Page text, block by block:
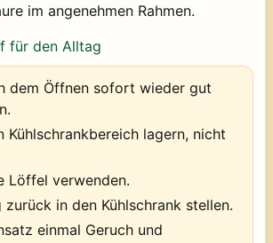
im angenehmen Rahmen.
für den Alltag
dem Öffnen sofort wieder gut
Kühlschrankbereich lagern, nicht
Löffel verwenden.
zurück in den Kühlschrank stellen.
einmal Geruch und